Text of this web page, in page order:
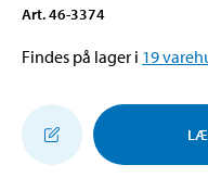
Art.46-3374
Findes på lager i 19